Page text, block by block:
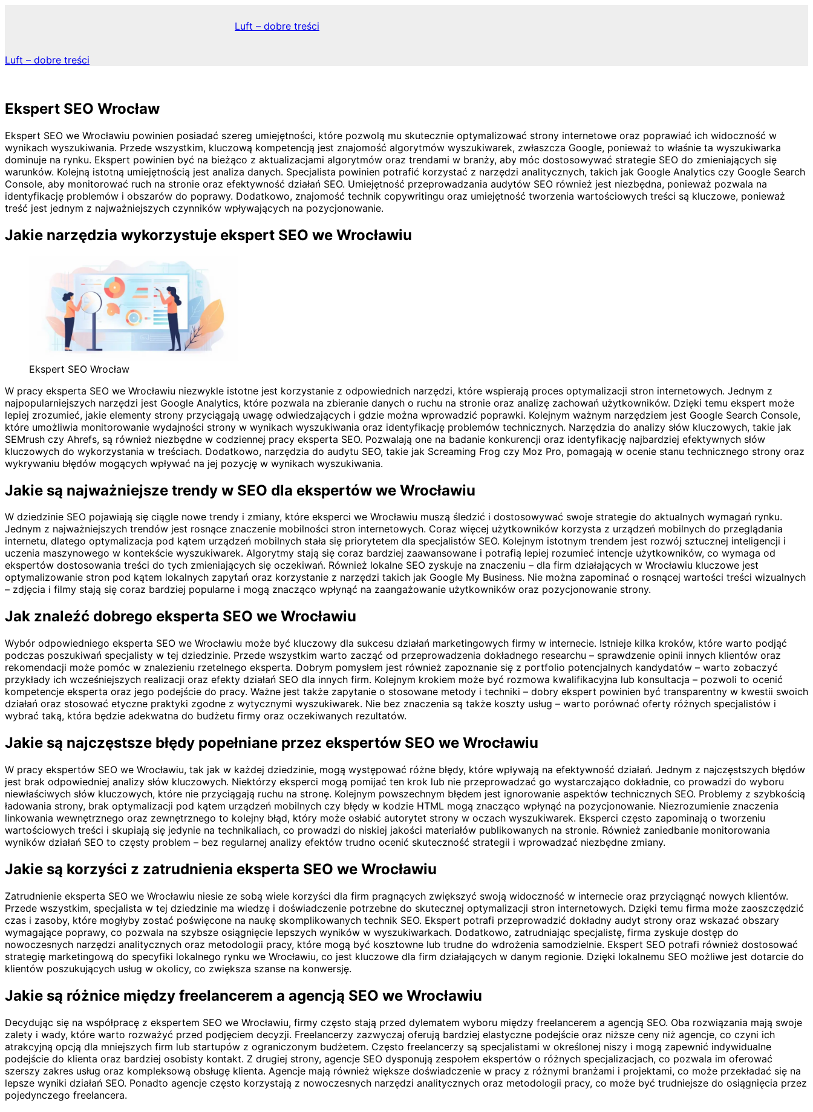
Luft – dobre treści
Luft – dobre treści
Ekspert SEO Wrocław
Ekspert SEO we Wrocławiu powinien posiadać szereg umiejętności, które pozwolą mu skutecznie optymalizować strony internetowe oraz poprawiać ich widoczność w
wynikach wyszukiwania. Przede wszystkim, kluczową kompetencją jest znajomość algorytmów wyszukiwarek, zwłaszcza Google, ponieważ to właśnie ta wyszukiwarka
dominuje na rynku. Ekspert powinien być na bieżąco z aktualizacjami algorytmów oraz trendami w branży, aby móc dostosowywać strategie SEO do zmieniających się
warunków. Kolejną istotną umiejętnością jest analiza danych. Specjalista powinien potrafić korzystać z narzędzi analitycznych, takich jak Google Analytics czy Google Search
Console, aby monitorować ruch na stronie oraz efektywność działań SEO. Umiejętność przeprowadzania audytów SEO również jest niezbędna, ponieważ pozwala na
identyfikację problemów i obszarów do poprawy. Dodatkowo, znajomość technik copywritingu oraz umiejętność tworzenia wartościowych treści są kluczowe, ponieważ
treść jest jednym z najważniejszych czynników wpływających na pozycjonowanie.
Jakie narzędzia wykorzystuje ekspert SEO we Wrocławiu
Ekspert SEO Wrocław
W pracy eksperta SEO we Wrocławiu niezwykle istotne jest korzystanie z odpowiednich narzędzi, które wspierają proces optymalizacji stron internetowych. Jednym z
najpopularniejszych narzędzi jest Google Analytics, które pozwala na zbieranie danych o ruchu na stronie oraz analizę zachowań użytkowników. Dzięki temu ekspert może
lepiej zrozumieć, jakie elementy strony przyciągają uwagę odwiedzających i gdzie można wprowadzić poprawki. Kolejnym ważnym narzędziem jest Google Search Console,
które umożliwia monitorowanie wydajności strony w wynikach wyszukiwania oraz identyfikację problemów technicznych. Narzędzia do analizy słów kluczowych, takie jak
SEMrush czy Ahrefs, są również niezbędne w codziennej pracy eksperta SEO. Pozwalają one na badanie konkurencji oraz identyfikację najbardziej efektywnych słów
kluczowych do wykorzystania w treściach. Dodatkowo, narzędzia do audytu SEO, takie jak Screaming Frog czy Moz Pro, pomagają w ocenie stanu technicznego strony oraz
wykrywaniu błędów mogących wpływać na jej pozycję w wynikach wyszukiwania.
Jakie są najważniejsze trendy w SEO dla ekspertów we Wrocławiu
W dziedzinie SEO pojawiają się ciągle nowe trendy i zmiany, które eksperci we Wrocławiu muszą śledzić i dostosowywać swoje strategie do aktualnych wymagań rynku.
Jednym z najważniejszych trendów jest rosnące znaczenie mobilności stron internetowych. Coraz więcej użytkowników korzysta z urządzeń mobilnych do przeglądania
internetu, dlatego optymalizacja pod kątem urządzeń mobilnych stała się priorytetem dla specjalistów SEO. Kolejnym istotnym trendem jest rozwój sztucznej inteligencji i
uczenia maszynowego w kontekście wyszukiwarek. Algorytmy stają się coraz bardziej zaawansowane i potrafią lepiej rozumieć intencje użytkowników, co wymaga od
ekspertów dostosowania treści do tych zmieniających się oczekiwań. Również lokalne SEO zyskuje na znaczeniu – dla firm działających w Wrocławiu kluczowe jest
optymalizowanie stron pod kątem lokalnych zapytań oraz korzystanie z narzędzi takich jak Google My Business. Nie można zapominać o rosnącej wartości treści wizualnych
– zdjęcia i filmy stają się coraz bardziej popularne i mogą znacząco wpłynąć na zaangażowanie użytkowników oraz pozycjonowanie strony.
Jak znaleźć dobrego eksperta SEO we Wrocławiu
Wybór odpowiedniego eksperta SEO we Wrocławiu może być kluczowy dla sukcesu działań marketingowych firmy w internecie. Istnieje kilka kroków, które warto podjąć
podczas poszukiwań specjalisty w tej dziedzinie. Przede wszystkim warto zacząć od przeprowadzenia dokładnego researchu – sprawdzenie opinii innych klientów oraz
rekomendacji może pomóc w znalezieniu rzetelnego eksperta. Dobrym pomysłem jest również zapoznanie się z portfolio potencjalnych kandydatów – warto zobaczyć
przykłady ich wcześniejszych realizacji oraz efekty działań SEO dla innych firm. Kolejnym krokiem może być rozmowa kwalifikacyjna lub konsultacja – pozwoli to ocenić
kompetencje eksperta oraz jego podejście do pracy. Ważne jest także zapytanie o stosowane metody i techniki – dobry ekspert powinien być transparentny w kwestii swoich
działań oraz stosować etyczne praktyki zgodne z wytycznymi wyszukiwarek. Nie bez znaczenia są także koszty usług – warto porównać oferty różnych specjalistów i
wybrać taką, która będzie adekwatna do budżetu firmy oraz oczekiwanych rezultatów.
Jakie są najczęstsze błędy popełniane przez ekspertów SEO we Wrocławiu
W pracy ekspertów SEO we Wrocławiu, tak jak w każdej dziedzinie, mogą występować różne błędy, które wpływają na efektywność działań. Jednym z najczęstszych błędów
jest brak odpowiedniej analizy słów kluczowych. Niektórzy eksperci mogą pomijać ten krok lub nie przeprowadzać go wystarczająco dokładnie, co prowadzi do wyboru
niewłaściwych słów kluczowych, które nie przyciągają ruchu na stronę. Kolejnym powszechnym błędem jest ignorowanie aspektów technicznych SEO. Problemy z szybkością
ładowania strony, brak optymalizacji pod kątem urządzeń mobilnych czy błędy w kodzie HTML mogą znacząco wpłynąć na pozycjonowanie. Niezrozumienie znaczenia
linkowania wewnętrznego oraz zewnętrznego to kolejny błąd, który może osłabić autorytet strony w oczach wyszukiwarek. Eksperci często zapominają o tworzeniu
wartościowych treści i skupiają się jedynie na technikaliach, co prowadzi do niskiej jakości materiałów publikowanych na stronie. Również zaniedbanie monitorowania
wyników działań SEO to częsty problem – bez regularnej analizy efektów trudno ocenić skuteczność strategii i wprowadzać niezbędne zmiany.
Jakie są korzyści z zatrudnienia eksperta SEO we Wrocławiu
Zatrudnienie eksperta SEO we Wrocławiu niesie ze sobą wiele korzyści dla firm pragnących zwiększyć swoją widoczność w internecie oraz przyciągnąć nowych klientów.
Przede wszystkim, specjalista w tej dziedzinie ma wiedzę i doświadczenie potrzebne do skutecznej optymalizacji stron internetowych. Dzięki temu firma może zaoszczędzić
czas i zasoby, które mogłyby zostać poświęcone na naukę skomplikowanych technik SEO. Ekspert potrafi przeprowadzić dokładny audyt strony oraz wskazać obszary
wymagające poprawy, co pozwala na szybsze osiągnięcie lepszych wyników w wyszukiwarkach. Dodatkowo, zatrudniając specjalistę, firma zyskuje dostęp do
nowoczesnych narzędzi analitycznych oraz metodologii pracy, które mogą być kosztowne lub trudne do wdrożenia samodzielnie. Ekspert SEO potrafi również dostosować
strategię marketingową do specyfiki lokalnego rynku we Wrocławiu, co jest kluczowe dla firm działających w danym regionie. Dzięki lokalnemu SEO możliwe jest dotarcie do
klientów poszukujących usług w okolicy, co zwiększa szanse na konwersję.
Jakie są różnice między freelancerem a agencją SEO we Wrocławiu
Decydując się na współpracę z ekspertem SEO we Wrocławiu, firmy często stają przed dylematem wyboru między freelancerem a agencją SEO. Oba rozwiązania mają swoje
zalety i wady, które warto rozważyć przed podjęciem decyzji. Freelancerzy zazwyczaj oferują bardziej elastyczne podejście oraz niższe ceny niż agencje, co czyni ich
atrakcyjną opcją dla mniejszych firm lub startupów z ograniczonym budżetem. Często freelancerzy są specjalistami w określonej niszy i mogą zapewnić indywidualne
podejście do klienta oraz bardziej osobisty kontakt. Z drugiej strony, agencje SEO dysponują zespołem ekspertów o różnych specjalizacjach, co pozwala im oferować
szerszy zakres usług oraz kompleksową obsługę klienta. Agencje mają również większe doświadczenie w pracy z różnymi branżami i projektami, co może przekładać się na
lepsze wyniki działań SEO. Ponadto agencje często korzystają z nowoczesnych narzędzi analitycznych oraz metodologii pracy, co może być trudniejsze do osiągnięcia przez
pojedynczego freelancera.